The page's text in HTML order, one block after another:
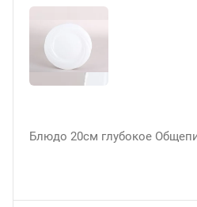
Блюдо 20см глубокое